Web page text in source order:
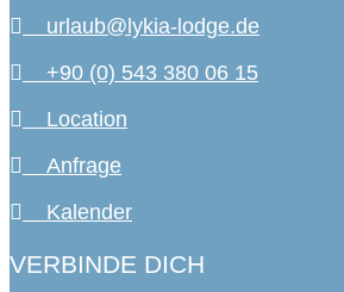
urlaub@lykia-lodge.de
+90 (0) 543 380 06 15
Location
Anfrage
Kalender
VERBINDE DICH